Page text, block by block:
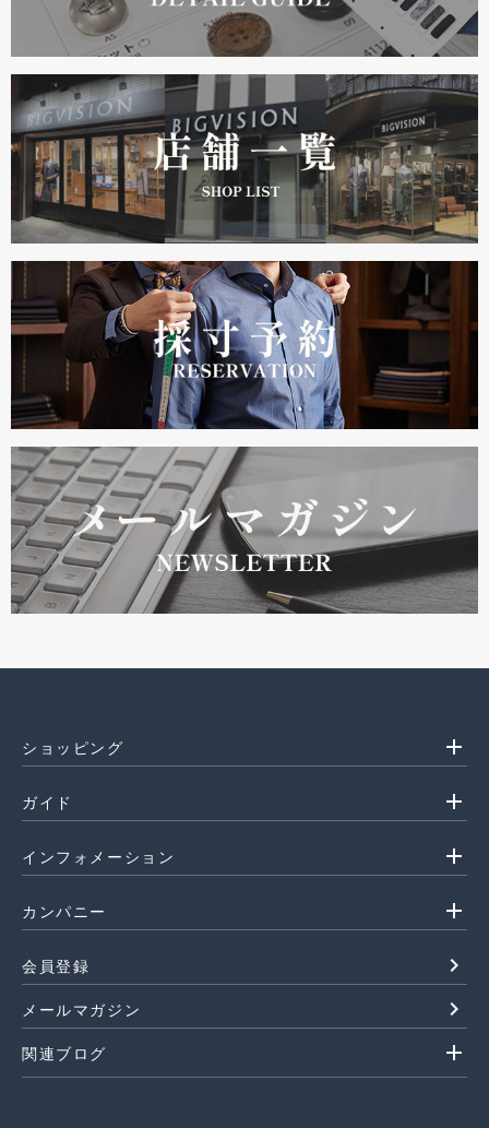
ショッピング add
ガイド add
インフォメーション add
カンパニー add
会員登録 navigate_next
メールマガジン navigate_next
関連ブログ add